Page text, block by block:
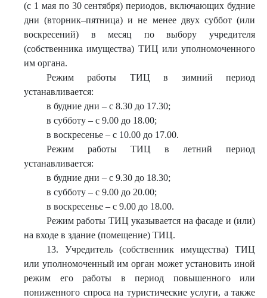
(с 1 мая по 30 сентября) периодов, включающих будние
дни (вторник–пятница) и не менее двух суббот (или
воскресений) в месяц по выбору учредителя
(собственника имущества) ТИЦ или уполномоченного
им органа.
Режим работы ТИЦ в зимний период
устанавливается:
в будние дни – с 8.30 до 17.30;
в субботу – с 9.00 до 18.00;
в воскресенье – с 10.00 до 17.00.
Режим работы ТИЦ в летний период
устанавливается:
в будние дни – с 9.30 до 18.30;
в субботу – с 9.00 до 20.00;
в воскресенье – с 9.00 до 18.00.
Режим работы ТИЦ указывается на фасаде и (или)
на входе в здание (помещение) ТИЦ.
13. Учредитель (собственник имущества) ТИЦ
или уполномоченный им орган может установить иной
режим его работы в период повышенного или
пониженного спроса на туристические услуги, а также